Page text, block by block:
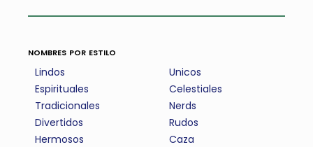
nombres por estilo
Lindos
Espirituales
Tradicionales
Divertidos
Hermosos
Unicos
Celestiales
Nerds
Rudos
Caza